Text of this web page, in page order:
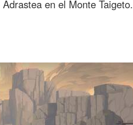
en el Monte Taigeto.